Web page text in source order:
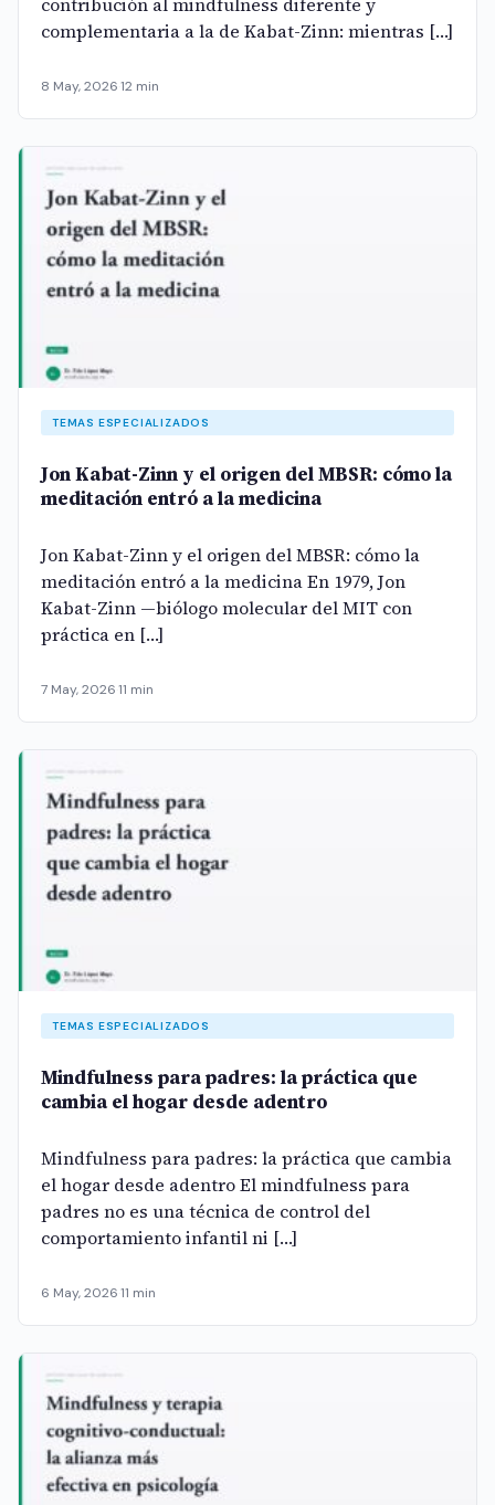
contribución al mindfulness diferente y
complementaria a la de Kabat-Zinn: mientras […]
8 May, 202612 min
TEMAS ESPECIALIZADOS
Jon Kabat-Zinn y el origen del MBSR: cómo la
meditación entró a la medicina
Jon Kabat-Zinn y el origen del MBSR: cómo la
meditación entró a la medicina En 1979, Jon
Kabat-Zinn —biólogo molecular del MIT con
práctica en […]
7 May, 202611 min
TEMAS ESPECIALIZADOS
Mindfulness para padres: la práctica que
cambia el hogar desde adentro
Mindfulness para padres: la práctica que cambia
el hogar desde adentro El mindfulness para
padres no es una técnica de control del
comportamiento infantil ni […]
6 May, 202611 min